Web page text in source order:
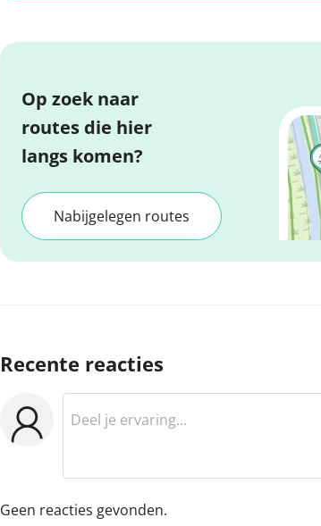
Op zoek naar
routes die hier
langs komen?
Nabijgelegen routes
Recente reacties
Geen reacties gevonden.